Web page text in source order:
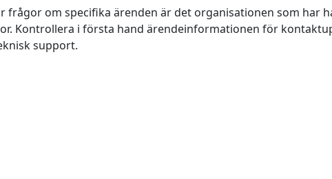
frågor om specifika ärenden är det organisationen som har
Kontrollera i första hand ärendeinformationen för
support.